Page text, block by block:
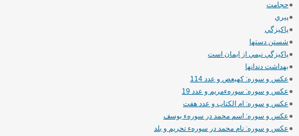
حجامت
پيري
پاكيزگي
شستن دستها
پاكيزگي نيمي از ايمان است
بهداشت دندانها
عكس و سوره: كهيعص و عدد 114
عكس و سوره: سورهءمريم و عدد 19
عكس و سوره: ام الكتاب و عدد هفت
عكس و سوره: اسم محمد در سورهء يوسف
عكس و سوره: نام محمد در سورهء تحريم و بلد